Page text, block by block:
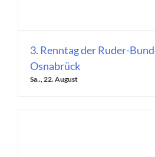
3. Renntag der Ruder-
Osnabrück
Sa.., 22. August